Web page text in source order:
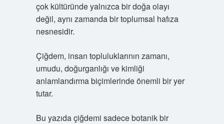
çok kültüründe yalnızca bir doğa olayı
değil, aynı zamanda bir toplumsal hafıza
nesnesidir.
Çiğdem, insan topluluklarının zamanı,
umudu, doğurganlığı ve kimliği
anlamlandırma biçimlerinde önemli bir yer
tutar.
Bu yazıda çiğdemi sadece botanik bir